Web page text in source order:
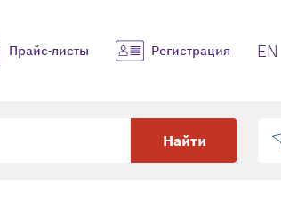
Прайс-листы Регистрация EN
Найти